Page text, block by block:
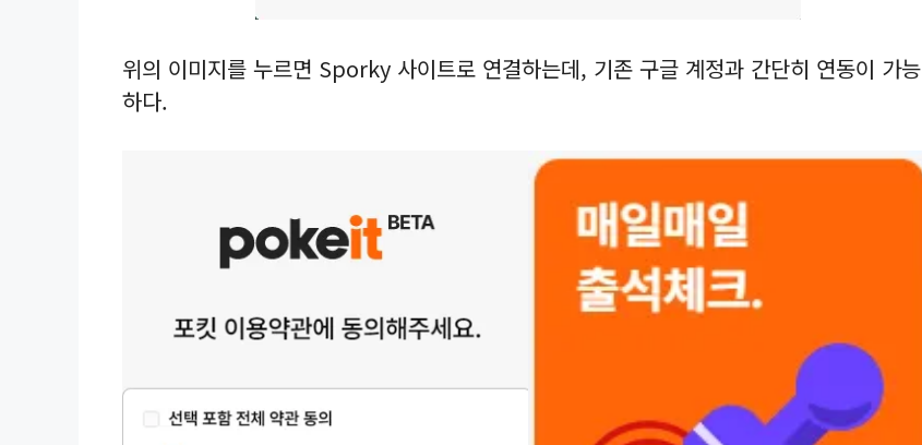
위의 이미지를 누르면 Sporky 사이트로 연결하는데, 기존 구글 계정과 간단히 연동이 가능
하다.